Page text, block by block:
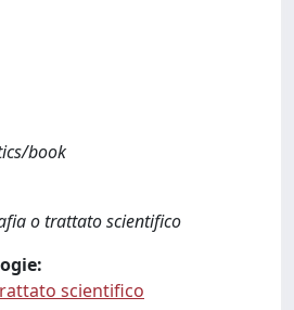
book
o trattato scientifico
scientifico